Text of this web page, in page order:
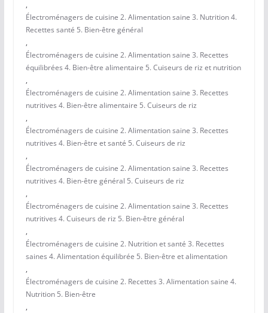
,
Électroménagers de cuisine 2. Alimentation saine 3. Nutrition 4.
Recettes santé 5. Bien-être général
,
Électroménagers de cuisine 2. Alimentation saine 3. Recettes
équilibrées 4. Bien-être alimentaire 5. Cuiseurs de riz et nutrition
,
Électroménagers de cuisine 2. Alimentation saine 3. Recettes
nutritives 4. Bien-être alimentaire 5. Cuiseurs de riz
,
Électroménagers de cuisine 2. Alimentation saine 3. Recettes
nutritives 4. Bien-être et santé 5. Cuiseurs de riz
,
Électroménagers de cuisine 2. Alimentation saine 3. Recettes
nutritives 4. Bien-être général 5. Cuiseurs de riz
,
Électroménagers de cuisine 2. Alimentation saine 3. Recettes
nutritives 4. Cuiseurs de riz 5. Bien-être général
,
Électroménagers de cuisine 2. Nutrition et santé 3. Recettes
saines 4. Alimentation équilibrée 5. Bien-être et alimentation
,
Électroménagers de cuisine 2. Recettes 3. Alimentation saine 4.
Nutrition 5. Bien-être
,